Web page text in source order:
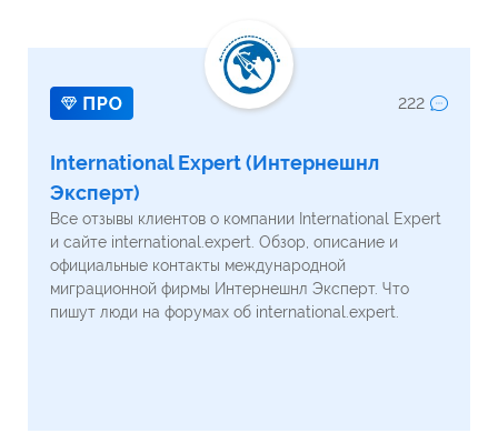
222
International Expert (Интернешнл
Эксперт)
Все отзывы клиентов о компании International Expert
и сайте international.expert. Обзор, описание и
официальные контакты международной
миграционной фирмы Интернешнл Эксперт. Что
пишут люди на форумах об international.expert.